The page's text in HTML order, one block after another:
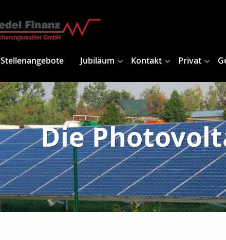
Stellenangebote Jubiläum Kontakt Privat
Die